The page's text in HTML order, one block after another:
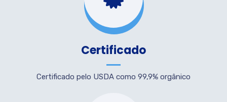
Certificado
Certificado pelo USDA como 99,9% orgânico